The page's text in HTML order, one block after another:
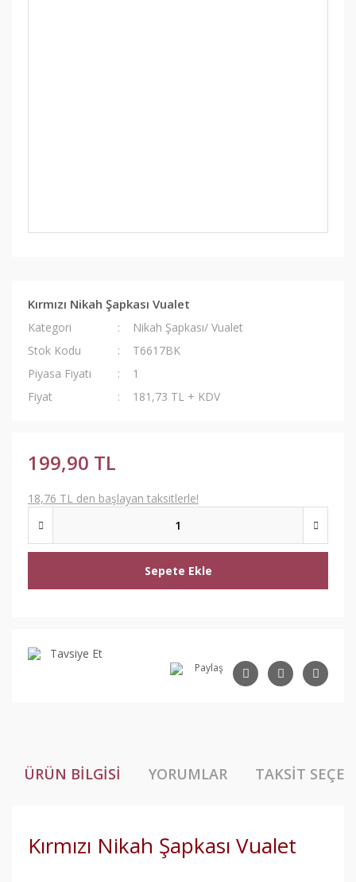
Kırmızı Nikah Şapkası Vualet
Kategori
Nikah Şapkası/ Vualet
Stok Kodu
T6617BK
Piyasa Fiyatı
1
Fiyat
181,73 TL + KDV
199,90 TL
18,76 TL den başlayan taksitlerle!
Sepete Ekle
Tavsiye Et
Paylaş
ÜRÜN BILGISI YORUMLAR TAKSIT
Kırmızı Nikah Şapkası Vualet